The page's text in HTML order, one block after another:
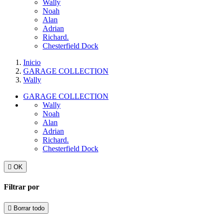
Wally
Noah
Alan
Adrian
Richard.
Chesterfield Dock
Inicio
GARAGE COLLECTION
Wally
GARAGE COLLECTION
Wally
Noah
Alan
Adrian
Richard.
Chesterfield Dock
 OK
Filtrar por
 Borrar todo